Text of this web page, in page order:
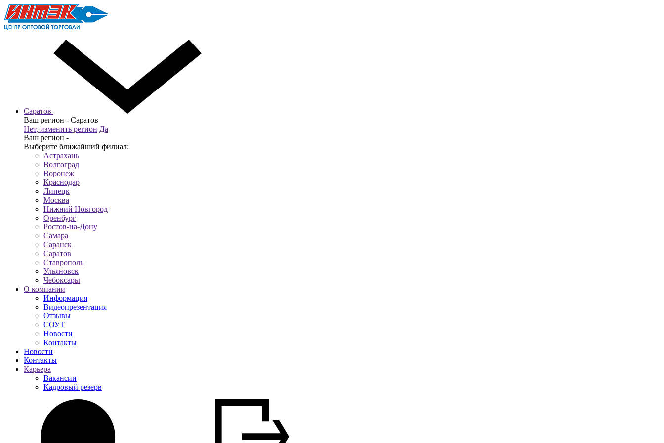
Саратов
Ваш регион - Саратов
Нет, изменить регион Да
Ваш регион -
Выберите ближайший филиал:
Астрахань
Волгоград
Воронеж
Краснодар
Липецк
Москва
Нижний Новгород
Оренбург
Ростов-на-Дону
Самара
Саранск
Саратов
Ставрополь
Ульяновск
Чебоксары
О компании
Информация
Видеопрезентация
Отзывы
СОУТ
Новости
Контакты
Новости
Контакты
Карьера
Вакансии
Кадровый резерв